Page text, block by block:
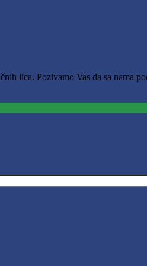
lica. Pozivamo Vas da sa nama